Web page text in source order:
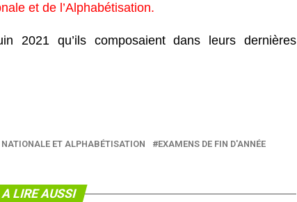
et de l’Alphabétisation.
2021 qu’ils composaient dans leurs dernières
NATIONALE ET ALPHABÉTISATION
EXAMENS DE FIN D'ANNÉE
A LIRE AUSSI